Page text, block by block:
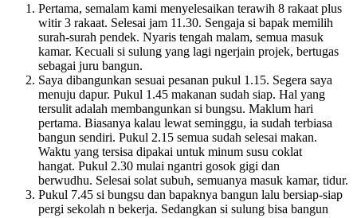
Pertama, semalam kami menyelesaikan terawih 8 rakaat plus
witir 3 rakaat. Selesai jam 11.30. Sengaja si bapak memilih
surah-surah pendek. Nyaris tengah malam, semua masuk
kamar. Kecuali si sulung yang lagi ngerjain projek, bertugas
sebagai juru bangun.
Saya dibangunkan sesuai pesanan pukul 1.15. Segera saya
menuju dapur. Pukul 1.45 makanan sudah siap. Hal yang
tersulit adalah membangunkan si bungsu. Maklum hari
pertama. Biasanya kalau lewat seminggu, ia sudah terbiasa
bangun sendiri. Pukul 2.15 semua sudah selesai makan.
Waktu yang tersisa dipakai untuk minum susu coklat
hangat. Pukul 2.30 mulai ngantri gosok gigi dan
berwudhu. Selesai solat subuh, semuanya masuk kamar, tidur.
Pukul 7.45 si bungsu dan bapaknya bangun lalu bersiap-siap
pergi sekolah n bekerja. Sedangkan si sulung bisa bangun